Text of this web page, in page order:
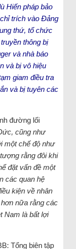
Hiến pháp bảo
trích vào Đảng
thứ, tổ chức
thông bị
và nhà báo
và bị vô hiệu
giam điều tra
và bị tuyên các
đường lối
cũng như
một chế độ như
rằng đôi khi
đặt vấn đề một
các quan hệ
kiện về nhân
nữa rằng các
Nam là bất lợi
Tổng biên tập